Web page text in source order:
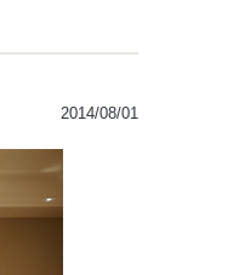
2014/08/01